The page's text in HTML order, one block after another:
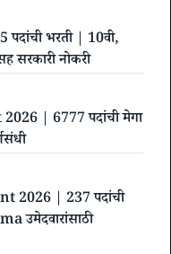
भरती | 10वी,
सरकारी नोकरी
| 6777 पदांची मेगा
2026 | 237 पदांची
उमेदवारांसाठी